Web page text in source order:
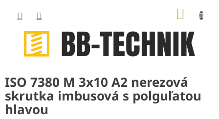
obsah
ISO 7380 M 3x10 A2 nerezová
skrutka imbusová s polguľatou
hlavou